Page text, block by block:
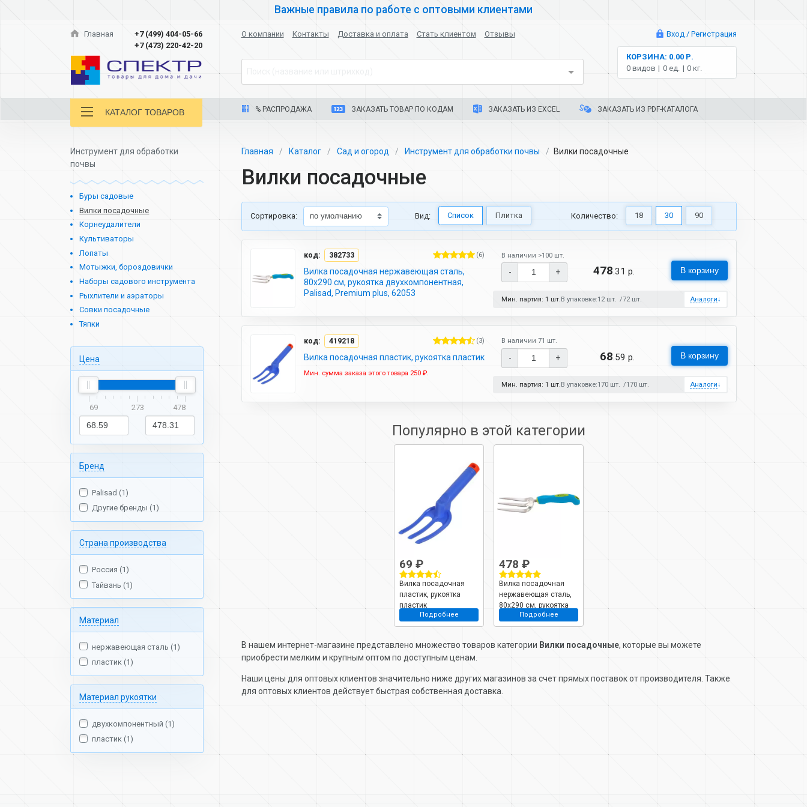
Важные правила по работе с оптовыми клиентами
Главная
+7 (499) 404-05-66
+7 (473) 220-42-20
О компании Контакты Доставка и оплата Стать клиентом Отзывы Вход / Регистрация
КОРЗИНА: 0.00 Р.
0 видов
0 ед. 0 кг.
КАТАЛОГ ТОВАРОВ % РАСПРОДАЖА ЗАКАЗАТЬ ТОВАР ПО КОДАМ ЗАКАЗАТЬ ИЗ EXCEL ЗАКАЗАТЬ ИЗ PDF-КАТАЛОГА
Инструмент для обработки
почвы
Буры садовые
Вилки посадочные
Корнеудалители
Культиваторы
Лопаты
Мотыжки, бороздовички
Наборы садового инструмента
Рыхлители и аэраторы
Совки посадочные
Тяпки
Цена
69 273 478
Бренд
Palisad (1)
Другие бренды (1)
Страна производства
Россия (1)
Тайвань (1)
Материал
нержавеющая сталь (1)
пластик (1)
Материал рукоятки
двухкомпонентный (1)
пластик (1)
Главная Каталог Сад и огород Инструмент для обработки почвы Вилки посадочные
Вилки посадочные
Cортировка: Вид: Список Плитка Количество: 18 30 90
код: 382733 (6)
Вилка посадочная нержавеющая сталь,
80х290 см, рукоятка двухкомпонентная,
Palisad, Premium plus, 62053
В наличии >100 шт.
- + 478.31 р. В корзину
Мин. партия: 1 шт. В упаковке:12 шт. 72 шт. Аналоги↓
код: 419218 (3)
Вилка посадочная пластик, рукоятка пластик
Мин. сумма заказа этого товара 250 ₽.
В наличии 71 шт.
- + 68.59 р. В корзину
Мин. партия: 1 шт.В упаковке:170 шт. 170 шт. Аналоги↓
Популярно в этой категории
69 ₽
Вилка посадочная
пластик, рукоятка
пластик
Подробнее
478 ₽
Вилка посадочная
нержавеющая сталь,
80х290 см, рукоятка
двухкомпонентная,
Palisad, Premium plus,
Подробнее
В нашем интернет-магазине представлено множество товаров категории Вилки посадочные, которые вы можете
приобрести мелким и крупным оптом по доступным ценам.
Наши цены для оптовых клиентов значительно ниже других магазинов за счет прямых поставок от производителя. Также
для оптовых клиентов действует быстрая собственная доставка.